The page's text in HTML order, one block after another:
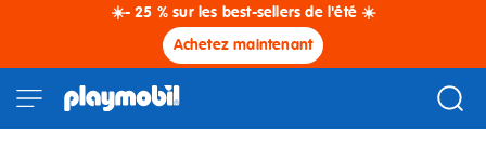
☀️- 25 % sur les best-sellers de l'été ☀️
Achetez maintenant